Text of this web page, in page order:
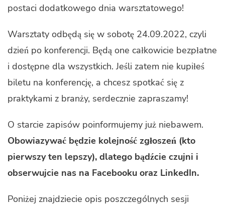
postaci dodatkowego dnia warsztatowego!
Warsztaty odbędą się w sobotę 24.09.2022, czyli
dzień po konferencji. Będą one całkowicie bezpłatne
i dostępne dla wszystkich. Jeśli zatem nie kupiłeś
biletu na konferencję, a chcesz spotkać się z
praktykami z branży, serdecznie zapraszamy!
O starcie zapisów poinformujemy już niebawem.
Obowiazywać będzie kolejność zgłoszeń (kto
pierwszy ten lepszy), dlatego bądźcie czujni i
obserwujcie nas na Facebooku oraz LinkedIn.
Poniżej znajdziecie opis poszczególnych sesji